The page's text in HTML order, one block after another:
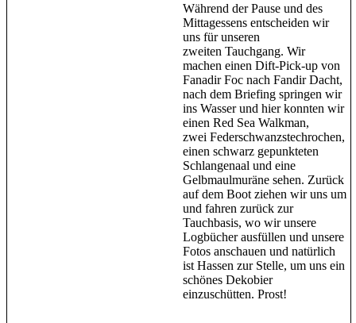
Während der Pause und des
Mittagessens entscheiden wir
uns für unseren
zweiten Tauchgang. Wir
machen einen Dift-Pick-up von
Fanadir Foc nach Fandir Dacht,
nach dem Briefing springen wir
ins Wasser und hier konnten wir
einen Red Sea Walkman,
zwei Federschwanzstechrochen,
einen schwarz gepunkteten
Schlangenaal und eine
Gelbmaulmuräne sehen. Zurück
auf dem Boot ziehen wir uns um
und fahren zurück zur
Tauchbasis, wo wir unsere
Logbücher ausfüllen und unsere
Fotos anschauen und natürlich
ist Hassen zur Stelle, um uns ein
schönes Dekobier
einzuschütten. Prost!